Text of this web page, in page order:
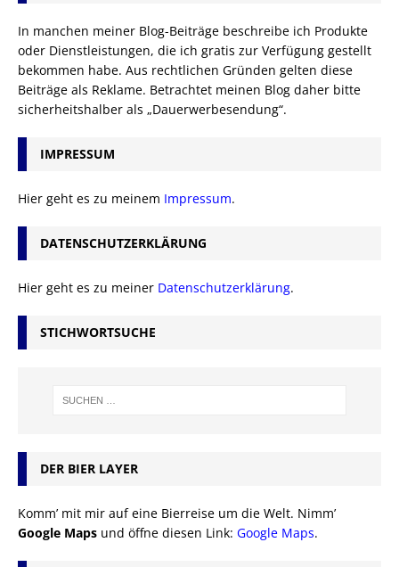
In manchen meiner Blog-Beiträge beschreibe ich Produkte
oder Dienstleistungen, die ich gratis zur Verfügung gestellt
bekommen habe. Aus rechtlichen Gründen gelten diese
Beiträge als Reklame. Betrachtet meinen Blog daher bitte
sicherheitshalber als „Dauerwerbesendung“.
IMPRESSUM
Hier geht es zu meinem Impressum.
DATENSCHUTZERKLÄRUNG
Hier geht es zu meiner Datenschutzerklärung.
STICHWORTSUCHE
DER BIER LAYER
Komm’ mit mir auf eine Bierreise um die Welt. Nimm’
Google Maps und öffne diesen Link: Google Maps.